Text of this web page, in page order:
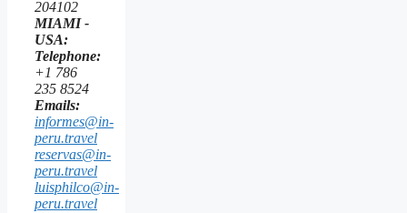
204102
MIAMI -
USA:
Telephone:
+1 786
235 8524
Emails:
informes@in-
peru.travel
reservas@in-
peru.travel
luisphilco@in-
peru.travel